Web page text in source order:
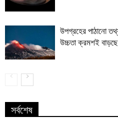
উপগ্রহের পাঠানো
উচ্চতা ক্রমশই বাড়ছে
সর্বশেষ